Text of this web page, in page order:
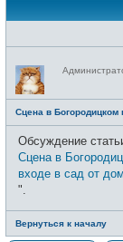
Н
е
в
с
е
т
и
Сцена в
Обсуждение
Сцена в
входе в сад от
".
Вернуться к началу